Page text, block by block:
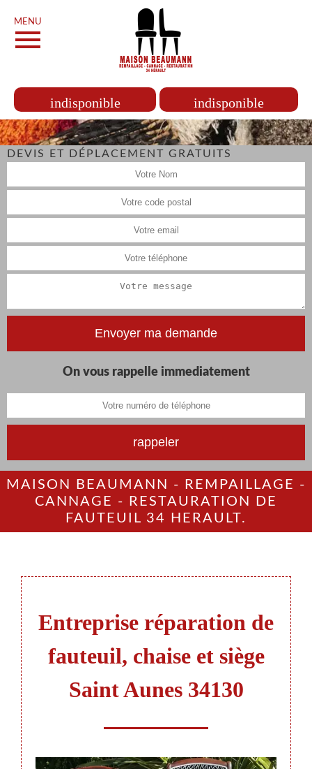
MENU
indisponible indisponible
DEVIS ET DÉPLACEMENT GRATUITS
On vous rappelle immediatement
MAISON BEAUMANN - REMPAILLAGE -
CANNAGE - RESTAURATION DE
FAUTEUIL 34 HERAULT.
Entreprise réparation de
fauteuil, chaise et siège
Saint Aunes 34130